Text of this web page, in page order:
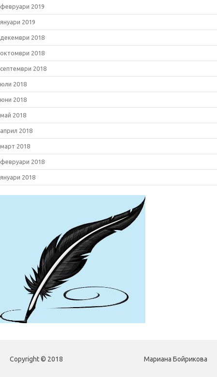
февруари 2019
януари 2019
декември 2018
октомври 2018
септември 2018
юли 2018
юни 2018
май 2018
април 2018
март 2018
февруари 2018
януари 2018
Copyright © 2018 Мариана Бойрикова